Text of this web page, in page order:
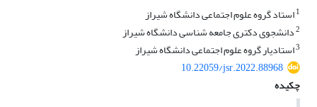
1استاد گروه علوم اجتماعی دانشگاه شیراز
2دانشجوی دکتری جامعه شناسی دانشگاه شیراز
3استادیار گروه علوم اجتماعی دانشگاه شیراز
10.22059/jsr.2022.88968
چکیده